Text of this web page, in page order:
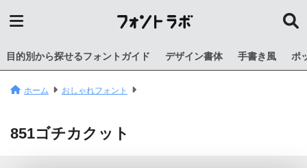
目的別から探せるフォントガイド デザイン書体 手書き風 ポ
ホーム おしゃれフォント
851ゴチカクット